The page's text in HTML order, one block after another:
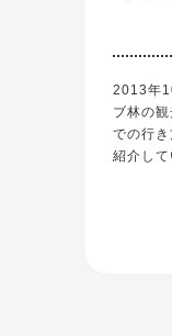
2013年
ブ林の
での行
紹介して